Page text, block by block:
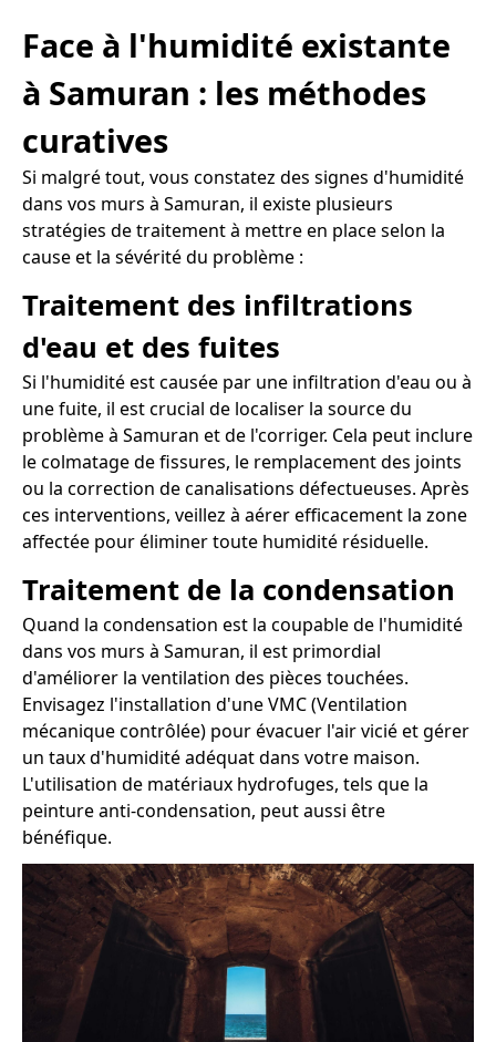
Face à l'humidité existante
à Samuran : les méthodes
curatives
Si malgré tout, vous constatez des signes d'humidité
dans vos murs à Samuran, il existe plusieurs
stratégies de traitement à mettre en place selon la
cause et la sévérité du problème :
Traitement des infiltrations
d'eau et des fuites
Si l'humidité est causée par une infiltration d'eau ou à
une fuite, il est crucial de localiser la source du
problème à Samuran et de l'corriger. Cela peut inclure
le colmatage de fissures, le remplacement des joints
ou la correction de canalisations défectueuses. Après
ces interventions, veillez à aérer efficacement la zone
affectée pour éliminer toute humidité résiduelle.
Traitement de la condensation
Quand la condensation est la coupable de l'humidité
dans vos murs à Samuran, il est primordial
d'améliorer la ventilation des pièces touchées.
Envisagez l'installation d'une VMC (Ventilation
mécanique contrôlée) pour évacuer l'air vicié et gérer
un taux d'humidité adéquat dans votre maison.
L'utilisation de matériaux hydrofuges, tels que la
peinture anti-condensation, peut aussi être
bénéfique.